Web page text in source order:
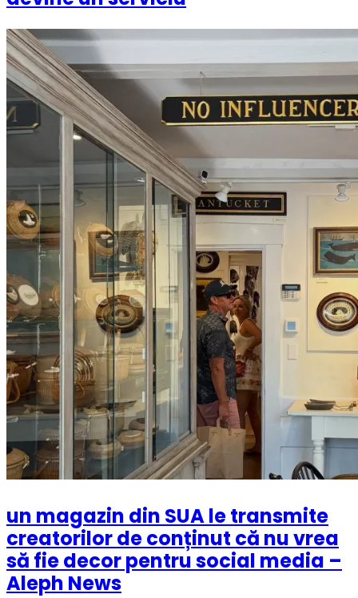
un magazin din SUA le transmite
creatorilor de conținut că nu vrea
să fie decor pentru social media –
Aleph News